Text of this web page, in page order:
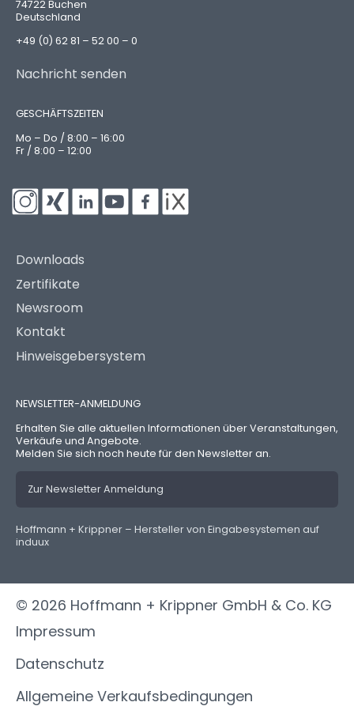
74722 Buchen
Deutschland
+49 (0) 62 81 – 52 00 – 0
Nachricht senden
GESCHÄFTSZEITEN
Mo – Do / 8:00 – 16:00
Fr / 8:00 – 12:00
Downloads
Zertifikate
Newsroom
Kontakt
Hinweisgebersystem
NEWSLETTER-ANMELDUNG
Erhalten Sie alle aktuellen Informationen über Veranstaltungen,
Verkäufe und Angebote.
Melden Sie sich noch heute für den Newsletter an.
Zur Newsletter Anmeldung
Hoffmann + Krippner – Hersteller von Eingabesystemen auf
induux
© 2026 Hoffmann + Krippner GmbH & Co. KG
Impressum
Datenschutz
Allgemeine Verkaufsbedingungen